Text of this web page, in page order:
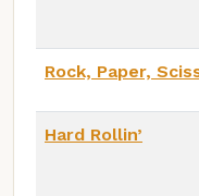
Rock, Paper,
Hard Rollin’